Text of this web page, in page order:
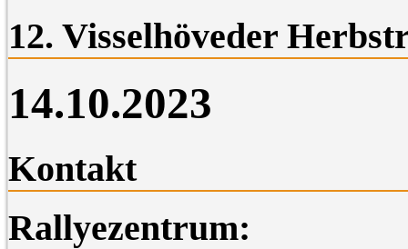
12. Visselhöveder
14.10.2023
Kontakt
Rallyezentrum: